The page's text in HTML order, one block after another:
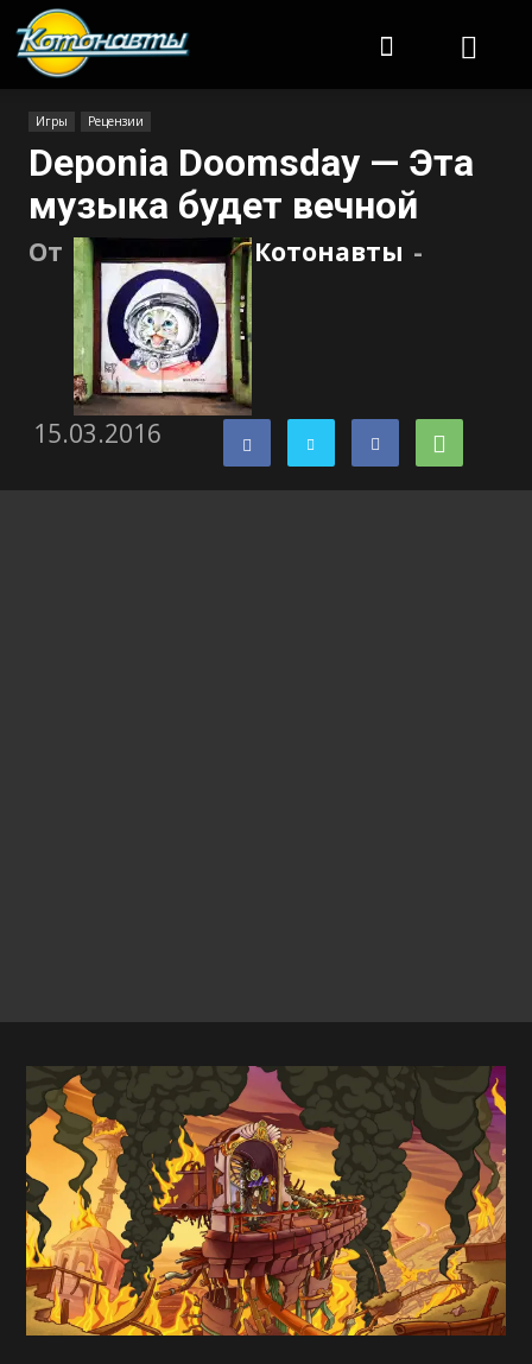
Игры Рецензии
Deponia Doomsday — Эта
музыка будет вечной
От Котонавты -
15.03.2016